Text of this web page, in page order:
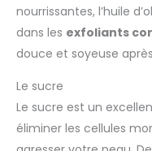
nourrissantes, l’huile
dans les exfoliants
douce et soyeuse
Le sucre
Le sucre est un
éliminer les cellules